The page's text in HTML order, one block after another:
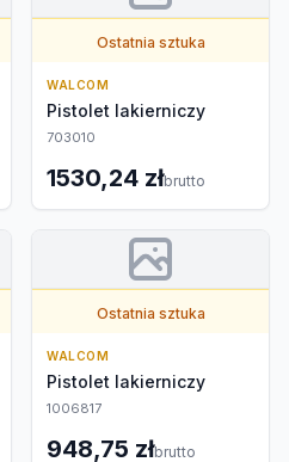
Ostatnia sztuka
WALCOM
Pistolet lakierniczy
703010
1530,24 złbrutto
Ostatnia sztuka
WALCOM
Pistolet lakierniczy
1006817
948,75 złbrutto